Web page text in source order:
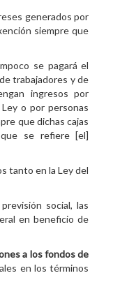
generados por
siempre que
se pagará el
trabajadores y de
ingresos por
o por personas
que dichas cajas
se refiere [el]
tanto en la Ley del
social, las
en beneficio de
a los fondos de
en los términos